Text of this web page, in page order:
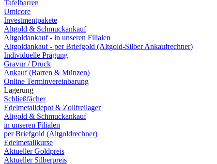
Tafelbarren
Umicore
Investmentpakete
Altgold & Schmuckankauf
Altgoldankauf - in unseren Filialen
Altgoldankauf - per Briefgold (Altgold-Silber Ankaufrechner)
Individuelle Prägung
Gravur / Druck
Ankauf (Barren & Münzen)
Online Terminvereinbarung
Lagerung
Schließfächer
Edelmetalldepot & Zollfreilager
Altgold & Schmuckankauf
in unseren Filialen
per Briefgold (Altgoldrechner)
Edelmetallkurse
Aktueller Goldpreis
Aktueller Silberpreis